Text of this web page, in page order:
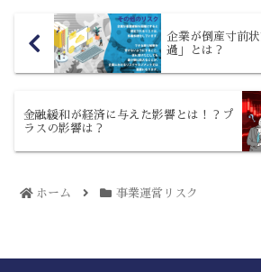
企業が倒産寸前
過」とは？
金融緩和が経済に与えた影響とは！？プ
ラスの影響は？
ホーム 事業運営リスク